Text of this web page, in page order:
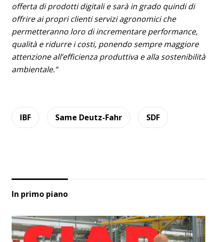
offerta di prodotti digitali e sarà in grado quindi di
offrire ai propri clienti servizi agronomici che
permetteranno loro di incrementare performance,
qualità e ridurre i costi, ponendo sempre maggiore
attenzione all’efficienza produttiva e alla sostenibilità
ambientale.”
IBF Same Deutz-Fahr SDF
In primo piano